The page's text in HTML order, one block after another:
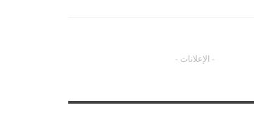
- الإعلانات -